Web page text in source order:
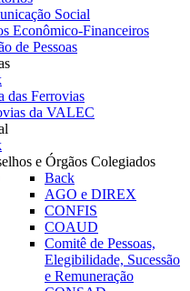
Social
Econômico-Financeiros
de Pessoas
das Ferrovias
da VALEC
e Órgãos Colegiados
Back
AGO e DIREX
CONFIS
COAUD
Comitê de Pessoas,
Elegibilidade, Sucessão
e Remuneração